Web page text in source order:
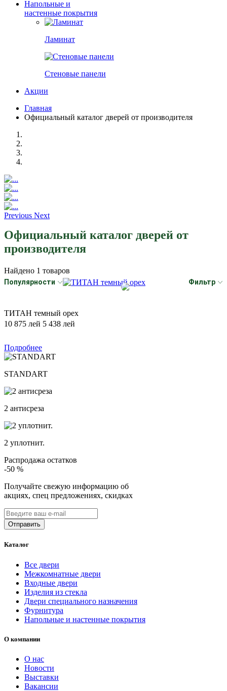
Напольные и
настенные покрытия
Ламинат
Стеновые панели
Акции
Главная
Официальный каталог дверей от производителя
Previous Next
Официальный каталог дверей от
производителя
Найдено 1 товаров
популярности Фильтр
ТИТАН темный орех
10 875 лей 5 438 лей
Подробнее
STANDART
2 антисреза
2 уплотнит.
Распродажа остатков
-50 %
Получайте свежую информацию об
акциях, спец предложениях, скидках
Каталог
Все двери
Межкомнатные двери
Входные двери
Изделия из стекла
Двери специального назначения
Фурнитура
Напольные и настенные покрытия
О компании
О нас
Новости
Выставки
Вакансии